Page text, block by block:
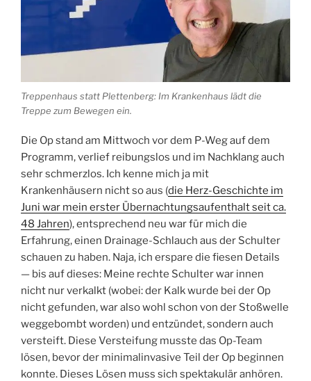
Treppenhaus statt Plettenberg: Im Krankenhaus lädt die
Treppe zum Bewegen ein.
Die Op stand am Mittwoch vor dem P-Weg auf dem
Programm, verlief reibungslos und im Nachklang auch
sehr schmerzlos. Ich kenne mich ja mit
Krankenhäusern nicht so aus (die Herz-Geschichte im
Juni war mein erster Übernachtungsaufenthalt seit ca.
48 Jahren), entsprechend neu war für mich die
Erfahrung, einen Drainage-Schlauch aus der Schulter
schauen zu haben. Naja, ich erspare die fiesen Details
— bis auf dieses: Meine rechte Schulter war innen
nicht nur verkalkt (wobei: der Kalk wurde bei der Op
nicht gefunden, war also wohl schon von der Stoßwelle
weggebombt worden) und entzündet, sondern auch
versteift. Diese Versteifung musste das Op-Team
lösen, bevor der minimalinvasive Teil der Op beginnen
konnte. Dieses Lösen muss sich spektakulär anhören.